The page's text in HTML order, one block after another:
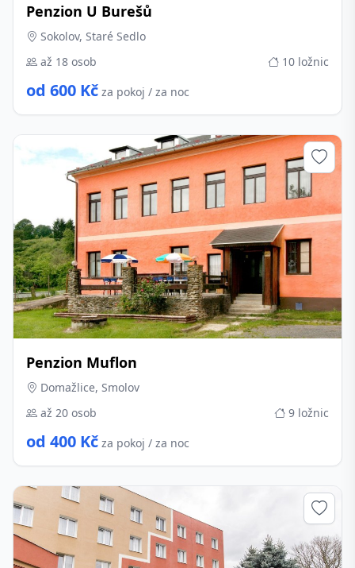
Penzion U Burešů
Sokolov, Staré Sedlo
až 18 osob
10 ložnic
od 600 Kč za pokoj / za noc
Penzion Muflon
Domažlice, Smolov
až 20 osob
9 ložnic
od 400 Kč za pokoj / za noc